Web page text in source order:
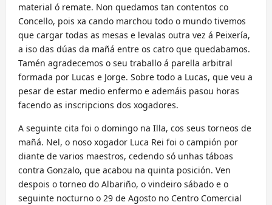
material ó remate. Non quedamos tan contentos co
Concello, pois xa cando marchou todo o mundo tivemos
que cargar todas as mesas e levalas outra vez á Peixería,
a iso das dúas da mañá entre os catro que quedabamos.
Tamén agradecemos o seu traballo á parella arbitral
formada por Lucas e Jorge. Sobre todo a Lucas, que veu a
pesar de estar medio enfermo e ademáis pasou horas
facendo as inscripcions dos xogadores.
A seguinte cita foi o domingo na Illa, cos seus torneos de
mañá. Nel, o noso xogador Luca Rei foi o campión por
diante de varios maestros, cedendo só unhas táboas
contra Gonzalo, que acabou na quinta posición. Ven
despois o torneo do Albariño, o vindeiro sábado e o
seguinte nocturno o 29 de Agosto no Centro Comercial